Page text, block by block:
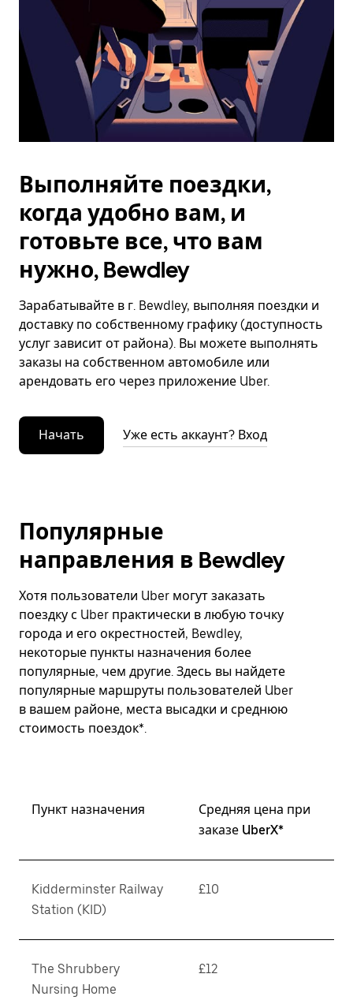
Выполняйте поездки,
когда удобно вам, и
готовьте все, что вам
нужно, Bewdley
Зарабатывайте в г. Bewdley, выполняя поездки и
доставку по собственному графику (доступность
услуг зависит от района). Вы можете выполнять
заказы на собственном автомобиле или
арендовать его через приложение Uber.
Начать Уже есть аккаунт? Вход
Популярные
направления в Bewdley
Хотя пользователи Uber могут заказать
поездку с Uber практически в любую точку
города и его окрестностей, Bewdley,
некоторые пункты назначения более
популярные, чем другие. Здесь вы найдете
популярные маршруты пользователей Uber
в вашем районе, места высадки и среднюю
стоимость поездок*.
Пункт назначения
Средняя цена при
заказе UberX*
Kidderminster Railway
Station (KID)
£10
The Shrubbery
Nursing Home
£12